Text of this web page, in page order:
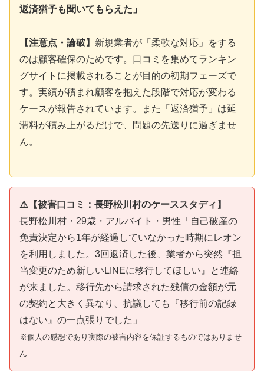
返済猶予も聞いてもらえた」
【注意点・論破】 新規業者が「柔軟な対応」をする
のは顧客確保のためです。口コミを集めてランキン
グサイトに掲載されることが目的の初期フェーズで
す。実績が積まれ顧客を抱えた段階で対応が変わる
ケースが報告されています。また「返済猶予」は延
滞料が積み上がるだけで、問題の先送りに過ぎませ
ん。
⚠️【被害口コミ：長野松川村のケーススタディ】
長野松川村・29歳・アルバイト・男性「自己破産の
免責決定から1年が経過していなかった時期にレオン
を利用しました。3回返済した後、業者から突然『担
当変更のため新しいLINEに移行してほしい』と連絡
が来ました。移行先から請求された残債の金額が元
の契約と大きく異なり、抗議しても『移行前の記録
はない』の一点張りでした」
※個人の感想であり実際の被害内容を保証するものではありませ
ん